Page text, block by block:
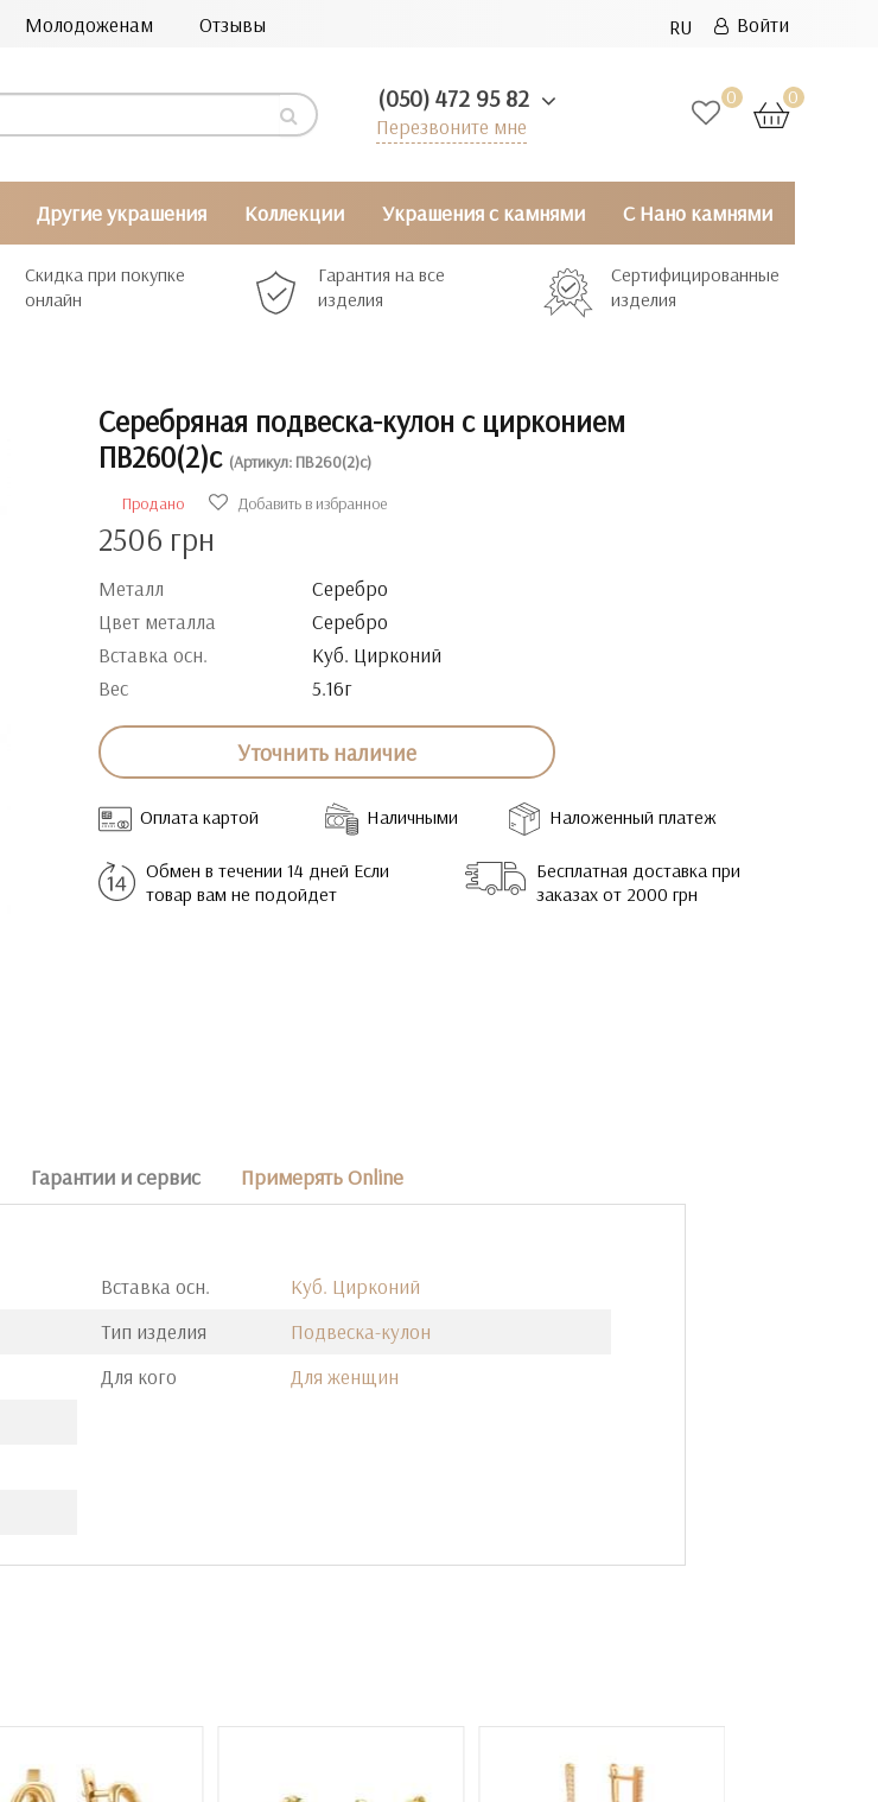
Молодоженам Отзывы RU Войти
0 0
(050) 472 95 82
Перезвоните мне
Другие украшения Коллекции Украшения с камнями С Нано камнями
Скидка при покупке
онлайн
Гарантия на все
изделия
Сертифицированные
изделия
Серебряная подвеска-кулон с цирконием
ПВ260(2)с (Артикул: ПВ260(2)с)
Продано
Добавить в избранное
2506 грн
Металл
Серебро
Цвет металла
Серебро
Вставка осн.
Куб. Цирконий
Вес
5.16г
Уточнить наличие
Оплата картой Наличными Наложенный платеж
Обмен в течении 14 дней Если
товар вам не подойдет
Бесплатная доставка при
заказах от 2000 грн
Гарантии и сервис Примерять Online
Вставка осн.
Куб. Цирконий
Тип изделия
Подвеска-кулон
Для кого
Для женщин